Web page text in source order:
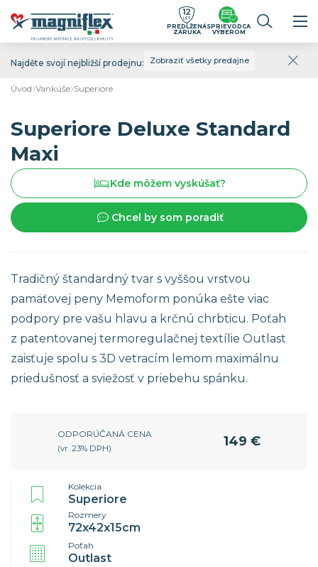
Najděte svojí nejbližší prodejnu: Zobraziť všetky predajne
PREDĹŽENÁ
ZÁRUKA
SPRIEVODCA
VÝBEROM
Úvod Vankúše Superiore
Superiore Deluxe Standard
Maxi
Kde môžem vyskúšať?
Chcel by som poradiť
Tradičný štandardný tvar s vyššou vrstvou
pamäťovej peny Memoform ponúka ešte viac
podpory pre vašu hlavu a krčnú chrbticu. Poťah
z patentovanej termoregulačnej textílie Outlast
zaisťuje spolu s 3D vetracím lemom maximálnu
priedušnosť a sviežosť v priebehu spánku.
ODPORÚČANÁ CENA
(vr. 23% DPH) 149 €
Kolekcia
Superiore
Rozmery
72x42x15cm
Poťah
Outlast